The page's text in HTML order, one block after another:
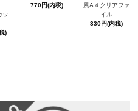
ッ
)
770円(内税)
風A４クリアファ
イル
330円(内税)